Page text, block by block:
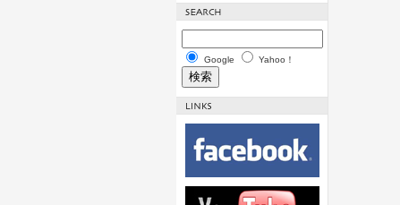
Google Yahoo！